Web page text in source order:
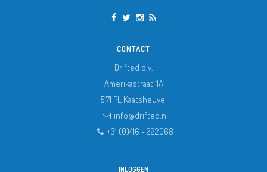
CONTACT
Drifted b.v.
Amerikastraat 11A
5171 PL Kaatsheuvel
info@drifted.nl
+31 (0)416 - 222068
INLOGGEN